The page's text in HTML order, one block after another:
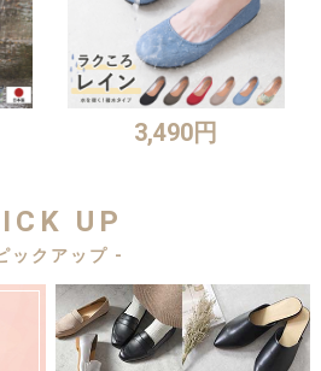
3,490円
UP
ックアップ -